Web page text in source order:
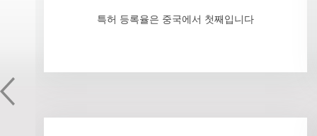
특허 등록율은 중국에서 첫째입니다